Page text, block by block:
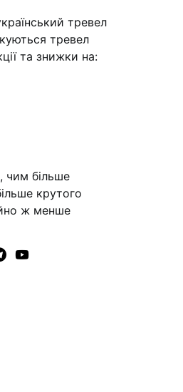
тревел
тревел
та знижки на:
чим більше
крутого
ж менше